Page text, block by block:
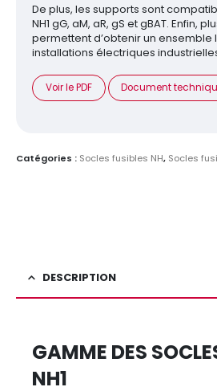
De plus, les supports sont
NH1 gG, aM, aR, gS et gBAT. Enfin,
permettent d’obtenir un ensemble
installations électriques
Voir le PDF Document
Catégories : Socles fusibles NH, Socles
DESCRIPTION
GAMME DES
NH1